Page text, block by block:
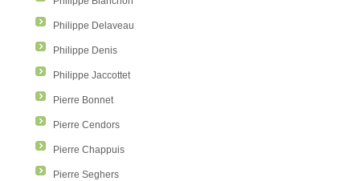
Philippe Delaveau
Philippe Denis
Philippe Jaccottet
Pierre Bonnet
Pierre Cendors
Pierre Chappuis
Pierre Seghers